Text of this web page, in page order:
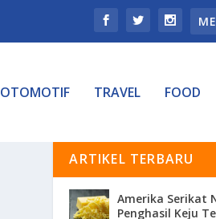
OTOMOTIF TRAVEL FOOD
ARTIKEL TERBARU
Amerika Serikat
Penghasil Keju